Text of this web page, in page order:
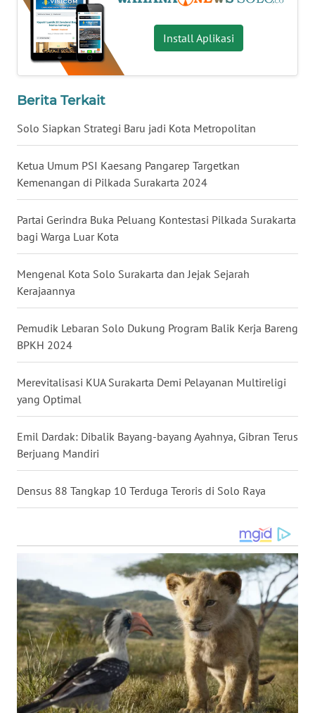
Install Aplikasi
Berita Terkait
Solo Siapkan Strategi Baru jadi Kota Metropolitan
Ketua Umum PSI Kaesang Pangarep Targetkan
Kemenangan di Pilkada Surakarta 2024
Partai Gerindra Buka Peluang Kontestasi Pilkada Surakarta
bagi Warga Luar Kota
Mengenal Kota Solo Surakarta dan Jejak Sejarah
Kerajaannya
Pemudik Lebaran Solo Dukung Program Balik Kerja Bareng
BPKH 2024
Merevitalisasi KUA Surakarta Demi Pelayanan Multireligi
yang Optimal
Emil Dardak: Dibalik Bayang-bayang Ayahnya, Gibran Terus
Berjuang Mandiri
Densus 88 Tangkap 10 Terduga Teroris di Solo Raya
BENGKULU
WN
LAMPUNG
WN
NUSANTARA
JOGJA
JATIM
WN
BALI
WN
KALBAR
WN
KALTENG
WN
KALTIM
WN
SULSEL
WN
GORONTALO